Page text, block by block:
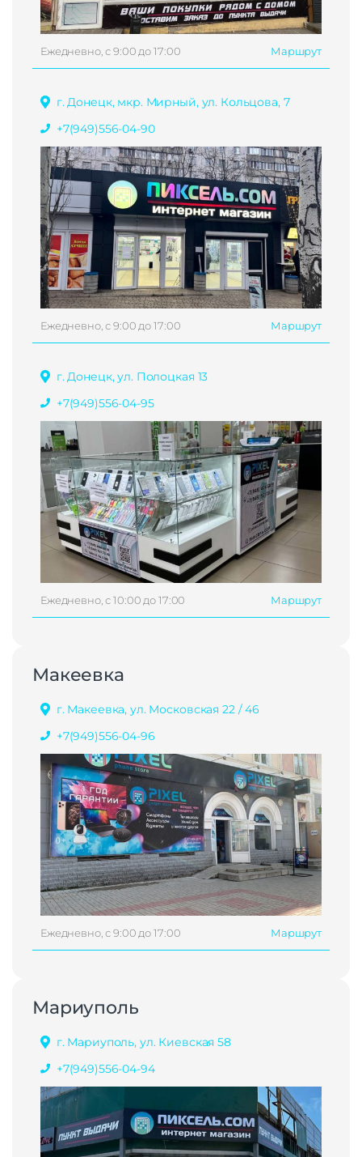
Ежедневно, с 9:00 до 17:00 Маршрут
г. Донецк, мкр. Мирный, ул. Кольцова, 7
+7(949)556-04-90
Ежедневно, с 9:00 до 17:00 Маршрут
г. Донецк, ул. Полоцкая 13
+7(949)556-04-95
Ежедневно, с 10:00 до 17:00 Маршрут
Макеевка
г. Макеевка, ул. Московская 22 / 46
+7(949)556-04-96
Ежедневно, с 9:00 до 17:00 Маршрут
Мариуполь
г. Мариуполь, ул. Киевская 58
+7(949)556-04-94